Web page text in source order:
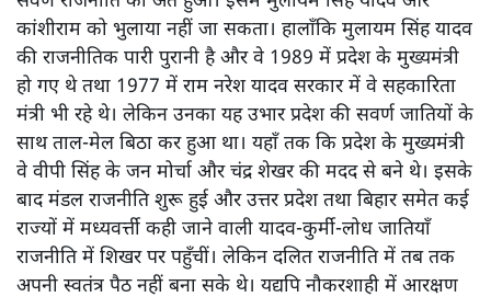
कांशीराम ने अच्छी पढ़ाई की और पुणे की एक्सप्लोसिव रिसर्च एंड
डेवलपमेंट लैबोरेटरी में वैज्ञानिक थे तो राजनीति में कैसे आ गए?
जानिए उन्होंने कैसे दलित राजनीति को बदल दिया।
उत्तर प्रदेश की राजनीति में1990 का दशक आमूल-चूल बदलाव
का था। ये वही दिन थे जब अगड़ा आधिपत्य वाले उत्तर प्रदेश में
सवर्ण राजनीति का अंत हुआ। इसमें मुलायम सिंह यादव और
कांशीराम को भुलाया नहीं जा सकता। हालाँकि मुलायम सिंह यादव